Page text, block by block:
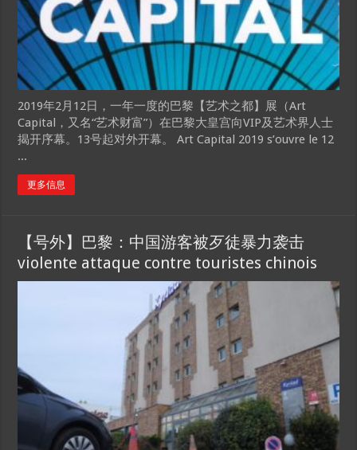
2019年2月12日，一年一度的巴黎【艺术之都】展（Art
Capital，又名“艺术财富”）在巴黎大皇宫向VIP及艺术界人士
揭开序幕。13号起对外开幕。 Art Capital 2019 s’ouvre le 12
...
更多信息
【号外】巴黎：中国游客被歹徒暴力袭击
violente attaque contre touristes chinois